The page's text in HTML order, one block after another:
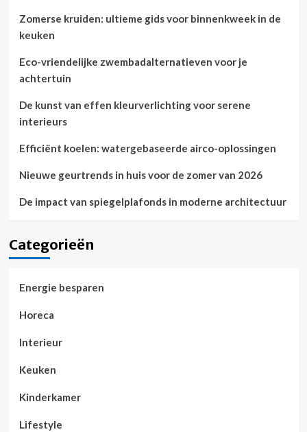
Zomerse kruiden: ultieme gids voor binnenkweek in de
keuken
Eco-vriendelijke zwembadalternatieven voor je
achtertuin
De kunst van effen kleurverlichting voor serene
interieurs
Efficiënt koelen: watergebaseerde airco-oplossingen
Nieuwe geurtrends in huis voor de zomer van 2026
De impact van spiegelplafonds in moderne architectuur
Categorieën
Energie besparen
Horeca
Interieur
Keuken
Kinderkamer
Lifestyle